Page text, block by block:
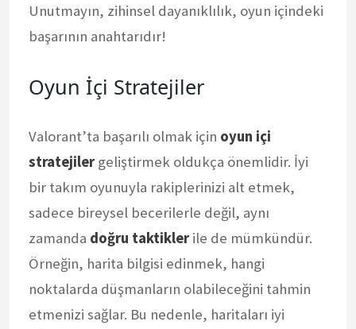
Unutmayın, zihinsel dayanıklılık, oyun içindeki
başarının anahtarıdır!
Oyun İçi Stratejiler
Valorant’ta başarılı olmak için oyun içi
stratejilergeliştirmek oldukça önemlidir. İyi
bir takım oyunuyla rakiplerinizi alt etmek,
sadece bireysel becerilerle değil, aynı
zamanda doğru taktiklerile de mümkündür.
Örneğin, harita bilgisi edinmek, hangi
noktalarda düşmanların olabileceğini tahmin
etmenizi sağlar. Bu nedenle, haritaları iyi